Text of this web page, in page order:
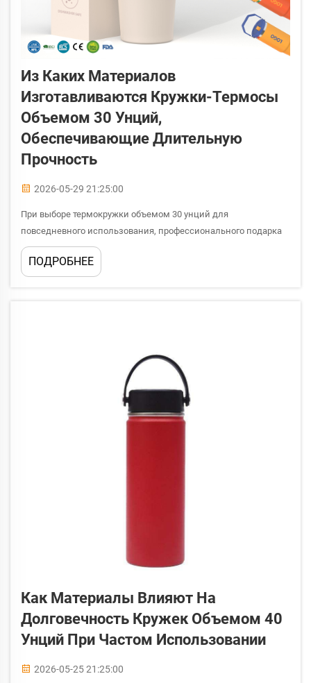
Из Каких Материалов
Изготавливаются Кружки-Термосы
Объемом 30 Унций,
Обеспечивающие Длительную
Прочность
2026-05-29 21:25:00
При выборе термокружки объемом 30 унций для
повседневного использования, профессионального подарка
или программ branded-товаров выбор материала является
единственным наиболее важным фактором, определяющим
ПОДРОБНЕЕ
Как Материалы Влияют На
Долговечность Кружек Объемом 40
Унций При Частом Использовании
2026-05-25 21:25:00